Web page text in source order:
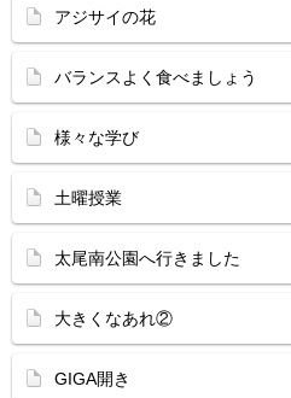
アジサイの花
バランスよく食べましょう
様々な学び
土曜授業
太尾南公園へ行きました
大きくなあれ②
GIGA開き